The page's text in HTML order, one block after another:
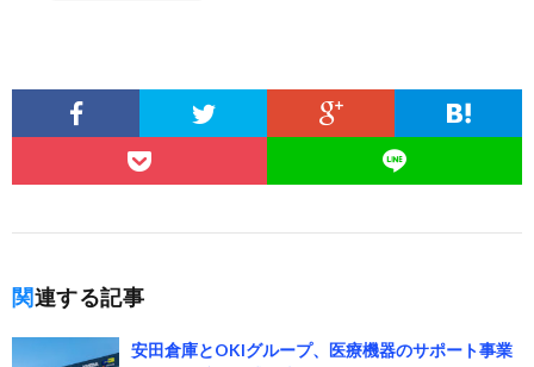
関連する記事
安田倉庫とOKIグループ、医療機器のサポート事業